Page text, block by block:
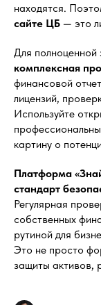
находятся.
сайте ЦБ — это
Для
комплексная
финансовой
лицензий,
Используйте
картину о
Платформа
стандарт
Регулярная
собственных
рутиной для
Это не просто
защиты активов,